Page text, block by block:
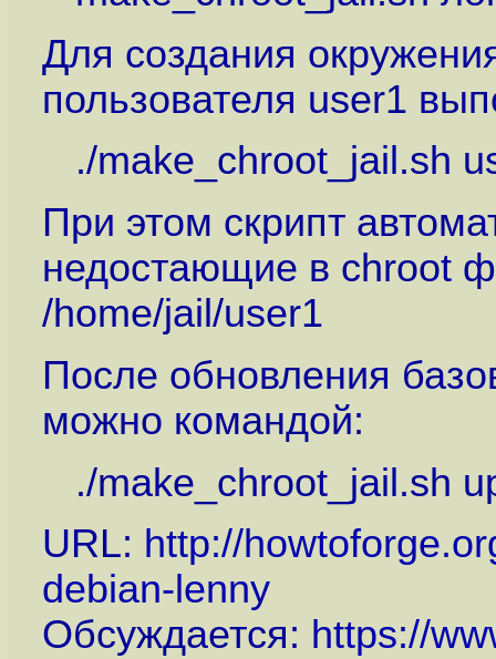
Для создания
пользователя user1
./make_chroot_jail.sh
При этом скрипт
недостающие в chroot
/home/jail/user1
После обновления
можно командой:
./make_chroot_jail.sh
URL: http://
debian-lenny
Обсуждается: https://